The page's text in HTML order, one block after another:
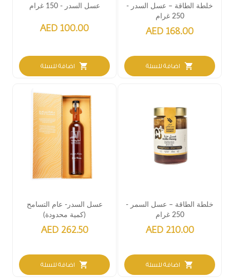
خلطة الطاقة – عسل السدر -
250 غرام
AED 168.00
shopping_cart اضافة للسلة
عسل السدر - 150 غرام
AED 100.00
shopping_cart اضافة للسلة
خلطة الطاقة – عسل السمر -
250 غرام
AED 210.00
shopping_cart اضافة للسلة
عسل السدر- عام التسامح
(كمية محدودة)
AED 262.50
shopping_cart اضافة للسلة